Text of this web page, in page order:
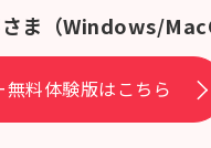
ま （Windows/
料体験版はこちら